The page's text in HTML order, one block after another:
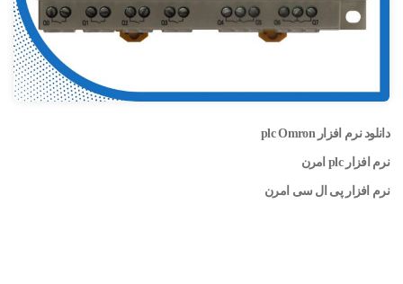
دانلود نرم افزار plc Omron
نرم افزار plc امرن
نرم افزار پی ال سی امرن